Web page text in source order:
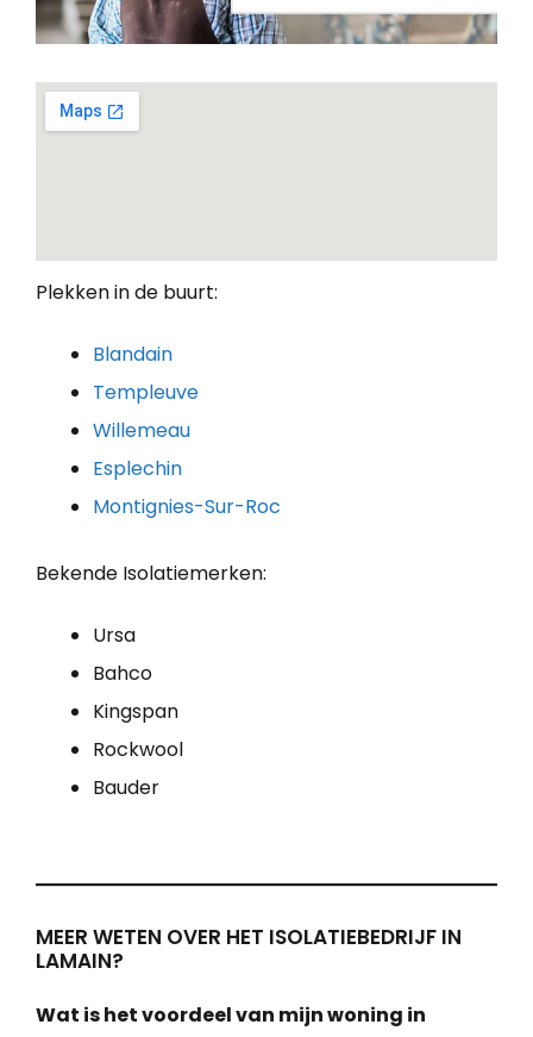
Plekken in de buurt:
Blandain
Templeuve
Willemeau
Esplechin
Montignies-Sur-Roc
Bekende Isolatiemerken:
Ursa
Bahco
Kingspan
Rockwool
Bauder
MEER WETEN OVER HET ISOLATIEBEDRIJF IN
LAMAIN?
Wat is het voordeel van mijn woning in